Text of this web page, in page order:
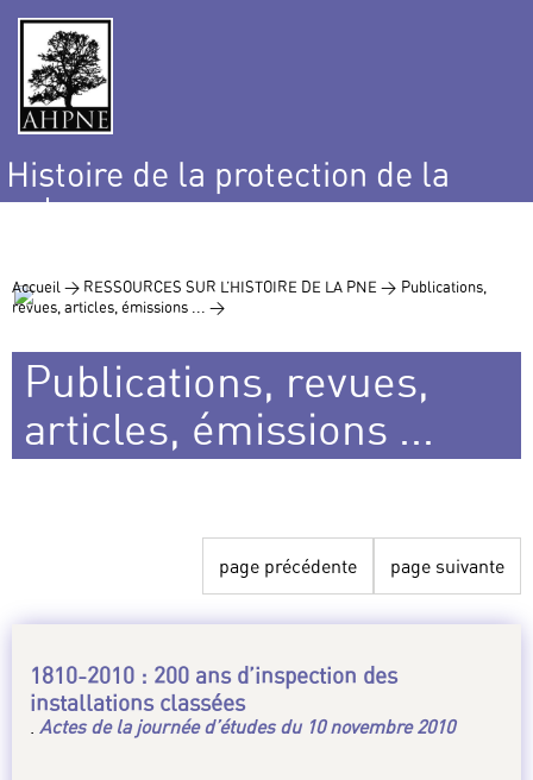
Histoire de la protection de la
nature
Accueil > RESSOURCES SUR L’HISTOIRE DE LA PNE > Publications,
revues, articles, émissions ... >
Publications, revues,
articles, émissions ...
page précédente page suivante
1810-2010 : 200 ans d’inspection des
installations classées
. Actes de la journée d’études du 10 novembre 2010